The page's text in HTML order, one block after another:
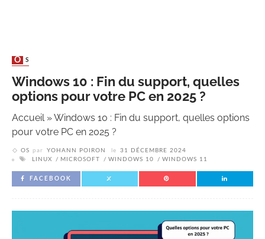
OS
Windows 10 : Fin du support, quelles
options pour votre PC en 2025 ?
Accueil»Windows 10 : Fin du support, quelles options
pour votre PC en 2025 ?
OS par YOHANN POIRON le
31 DÉCEMBRE 2024
LINUX
MICROSOFT WINDOWS 10 WINDOWS 11
FACEBOOK